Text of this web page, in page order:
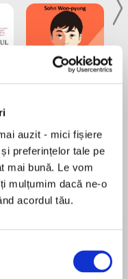
auzit - mici fișiere
preferințelor tale pe
mai bună. Le vom
mulțumim dacă ne-o
acordul tău.
bigger laughs.'
a Wimpy Kid.